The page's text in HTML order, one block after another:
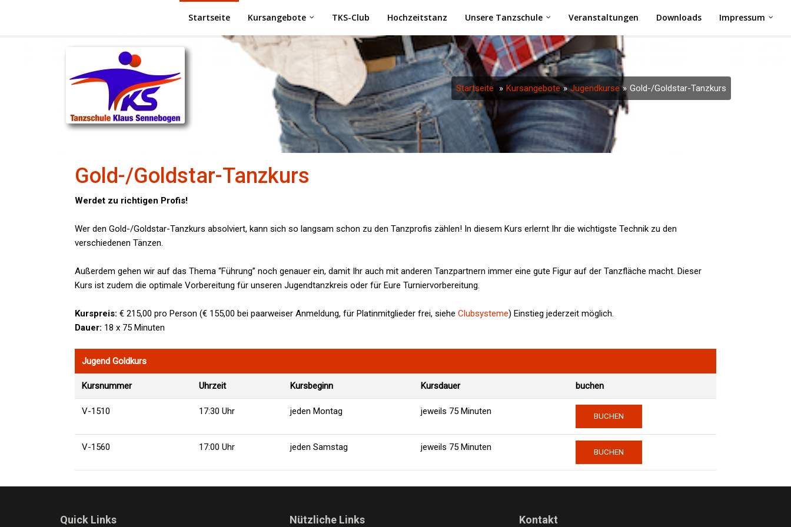
Startseite Kursangebote TKS-Club Hochzeitstanz Unsere Tanzschule Veranstaltungen Downloads Impressum
Startseite Kursangebote Jugendkurse Gold-/Goldstar-Tanzkurs
Gold-/Goldstar-Tanzkurs
Werdet zu richtigen Profis!
Wer den Gold-/Goldstar-Tanzkurs absolviert, kann sich so langsam schon zu den Tanzprofis zählen! In diesem Kurs erlernt Ihr die wichtigste Technik zu den
verschiedenen Tänzen.
Außerdem gehen wir auf das Thema “Führung” noch genauer ein, damit Ihr auch mit anderen Tanzpartnern immer eine gute Figur auf der Tanzfläche macht. Dieser
Kurs ist zudem die optimale Vorbereitung für unseren Jugendtanzkreis oder für Eure Turniervorbereitung.
Kurspreis: € 215,00 pro Person (€ 155,00 bei paarweiser Anmeldung, für Platinmitglieder frei, siehe Clubsysteme) Einstieg jederzeit möglich.
Dauer: 18 x 75 Minuten
Quick Links Nützliche Links Kontakt